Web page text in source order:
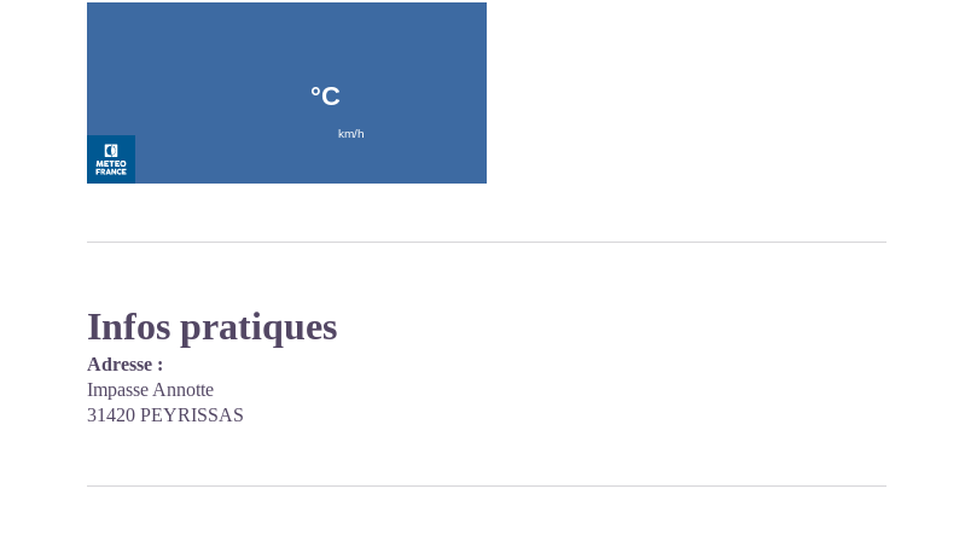
Infos pratiques
Adresse :
Impasse Annotte
31420 PEYRISSAS